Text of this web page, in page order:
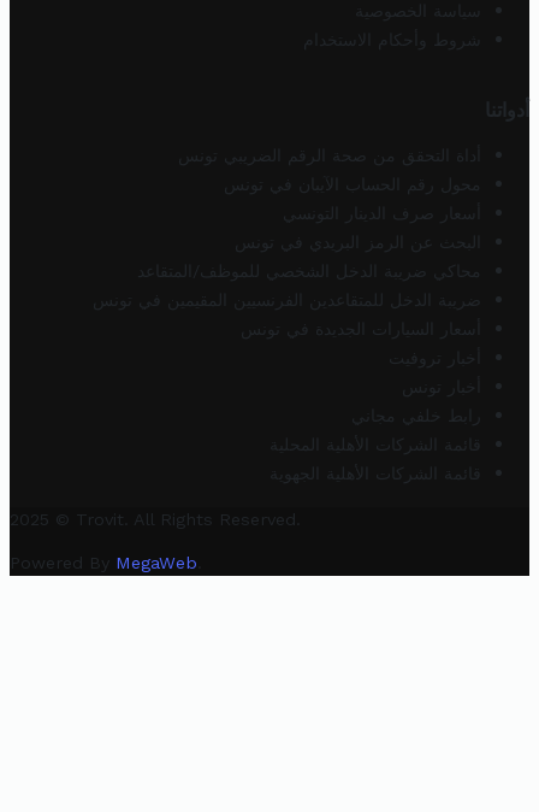
سياسة الخصوصية
شروط وأحكام الاستخدام
أدواتنا
أداة التحقق من صحة الرقم الضريبي تونس
محول رقم الحساب الآيبان في تونس
أسعار صرف الدينار التونسي
البحث عن الرمز البريدي في تونس
محاكي ضريبة الدخل الشخصي للموظف/المتقاعد
ضريبة الدخل للمتقاعدين الفرنسيين المقيمين في تونس
أسعار السيارات الجديدة في تونس
أخبار تروفيت
أخبار تونس
رابط خلفي مجاني
قائمة الشركات الأهلية المحلية
قائمة الشركات الأهلية الجهوية
2025 © Trovit. All Rights Reserved.
Powered By MegaWeb